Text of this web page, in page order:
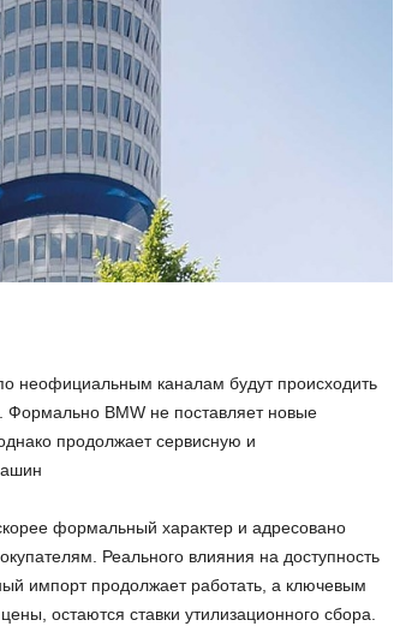
неофициальным каналам будут происходить
BMW не поставляет новые
продолжает сервисную и
формальный характер и адресовано
Реального влияния на доступность
импорт продолжает работать, а ключевым
остаются ставки утилизационного сбора.